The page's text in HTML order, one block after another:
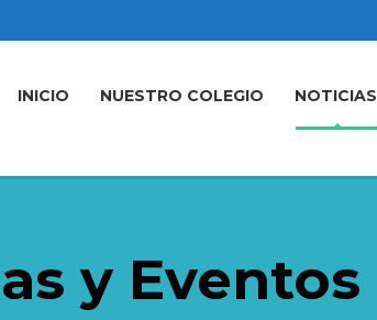
INICIO NUESTRO COLEGIO NOTICIAS
y Eventos